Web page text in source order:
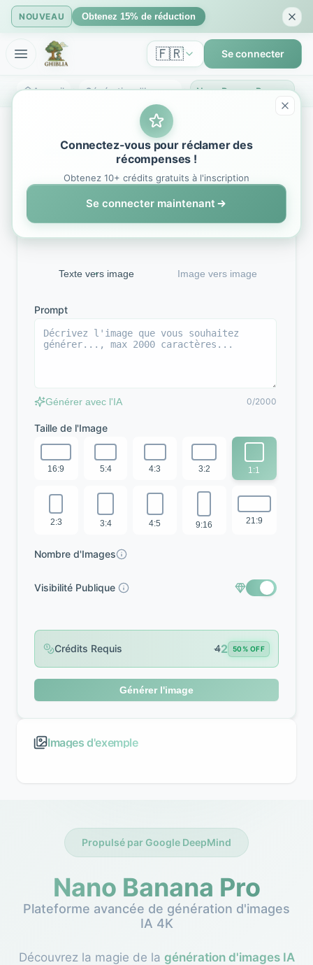
NOUVEAU Obtenez 15% de réduction
🇫🇷 Se connecter
Accueil Génération d'Images Nano Banana Pro : Générateur d'images IA 4K de Google | GhibliIA
Générateur d'Images IA
Nano Banana Pro
Texte vers image Image vers image
Prompt
Générer avec l'IA 0/2000
Taille de l'Image
16:9 5:4 4:3 3:2 1:1
2:3 3:4 4:5 9:16 21:9
Nombre d'Images
Visibilité Publique
Crédits Requis 42 50% OFF
Générer l'image
Images d'exemple
Propulsé par Google DeepMind
Nano Banana Pro
Plateforme avancée de génération d'images
IA 4K
Découvrez la magie de la génération d'images IA
Connectez-vous pour réclamer des
récompenses !
Obtenez 10+ crédits gratuits à l'inscription
Se connecter maintenant